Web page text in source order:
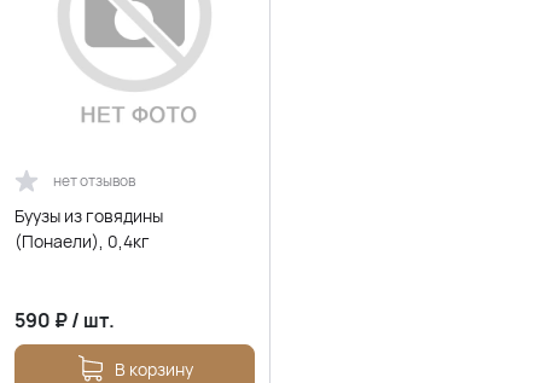
нет отзывов
Буузы из говядины
(Понаели), 0,4кг
590 ₽/ шт.
В корзину